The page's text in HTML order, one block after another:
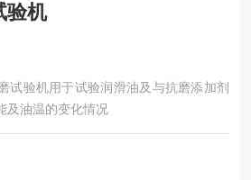
验机
试验机用于试验润滑油及与抗磨添加剂
及油温的变化情况